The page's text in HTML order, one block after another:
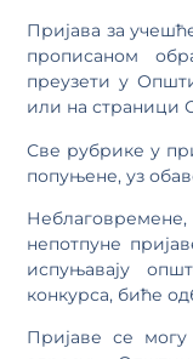
Пријава за
прописаном
преузети у
или на страници
Све рубрике у
попуњене, уз
непотпуне
испуњавају
конкурса, биће
Пријаве се